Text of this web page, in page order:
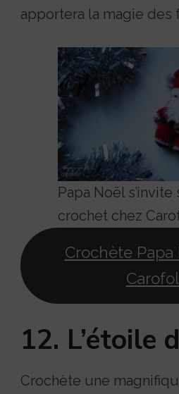
apportera la magie des
Papa Noël s’invite
crochet chez
Crochète Papa
12. L’étoile
Crochète une